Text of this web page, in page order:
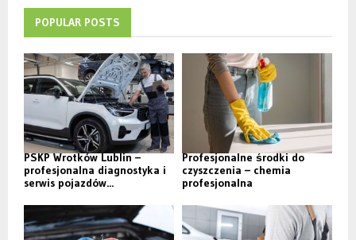
POPULAR POSTS
PSKP Wrotków Lublin –
profesjonalna diagnostyka i
serwis pojazdów...
Profesjonalne środki do
czyszczenia – chemia
profesjonalna